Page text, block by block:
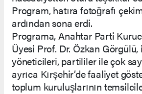
Program, hatıra fotoğrafı
ardından sona erdi.
Programa, Anahtar Parti
Üyesi Prof. Dr. Özkan Görgülü,
yöneticileri, partililer ile çok
ayrıca Kırşehir’de faaliyet
toplum kuruluşlarının